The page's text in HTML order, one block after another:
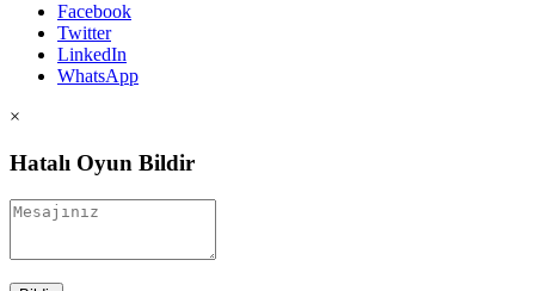
Facebook
Twitter
LinkedIn
WhatsApp
×
Hatalı Oyun Bildir